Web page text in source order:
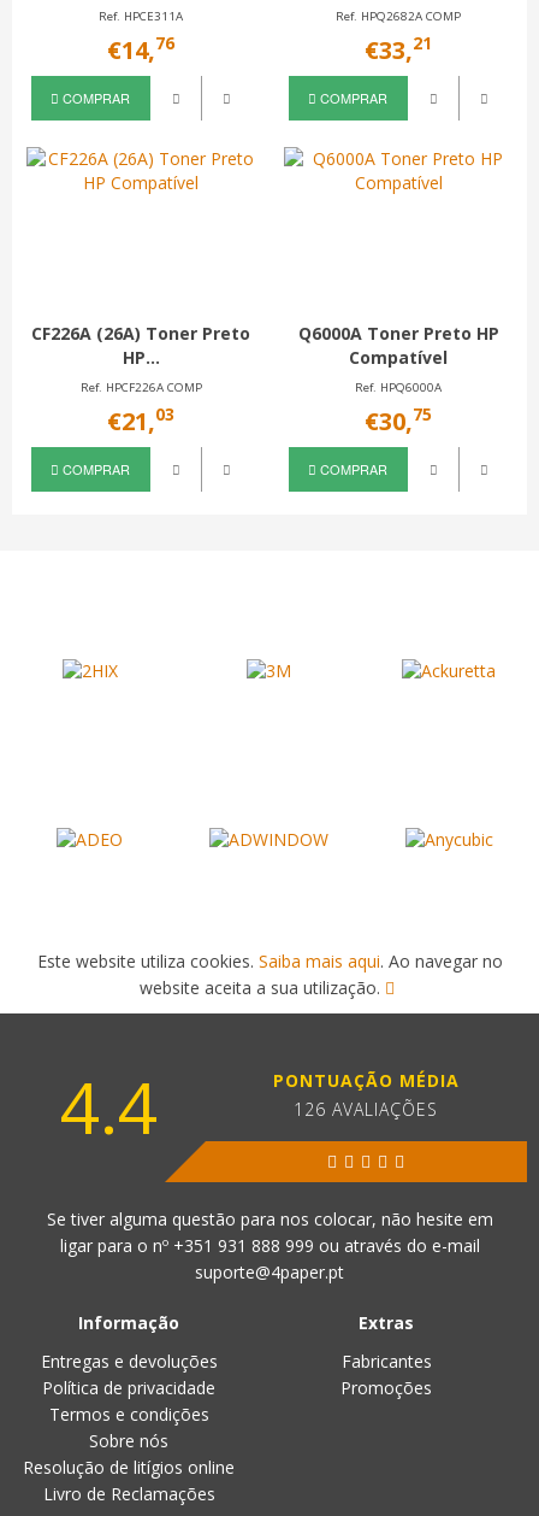
Ref. HPCE311A
€14,76
COMPRAR
Ref. HPQ2682A COMP
€33,21
COMPRAR
CF226A (26A) Toner Preto
HP...
Ref. HPCF226A COMP
€21,03
COMPRAR
Q6000A Toner Preto HP
Compatível
Ref. HPQ6000A
€30,75
COMPRAR
Este website utiliza cookies. Saiba mais aqui. Ao navegar no
website aceita a sua utilização.
4.4
PONTUAÇÃO MÉDIA
126 AVALIAÇÕES
Se tiver alguma questão para nos colocar, não hesite em
ligar para o nº +351 931 888 999 ou através do e-mail
suporte@4paper.pt
Informação
Entregas e devoluções
Política de privacidade
Termos e condições
Sobre nós
Resolução de litígios online
Livro de Reclamações
Extras
Fabricantes
Promoções